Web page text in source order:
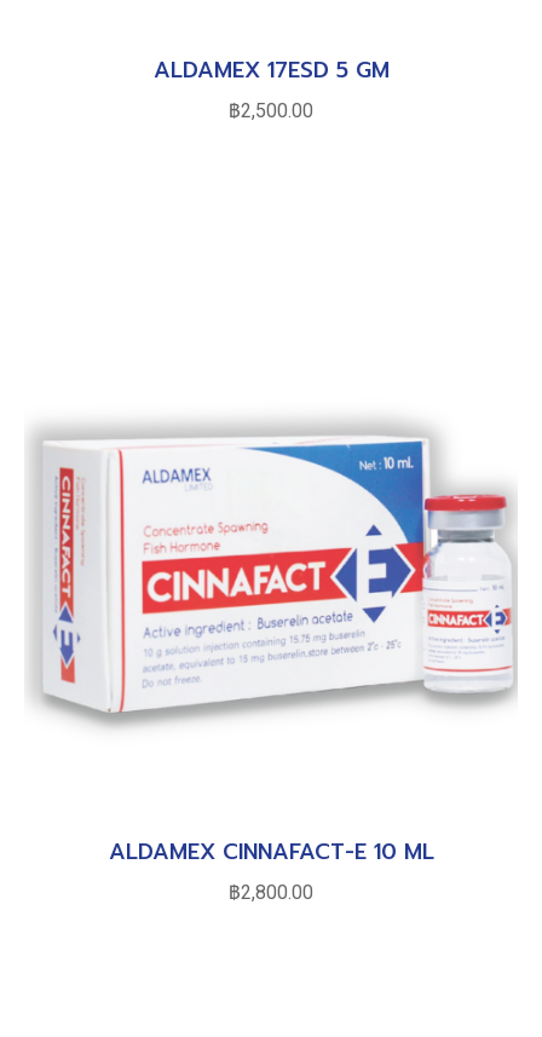
ALDAMEX 17ESD 5 GM
฿2,500.00
ALDAMEX CINNAFACT-E 10 ML
฿2,800.00